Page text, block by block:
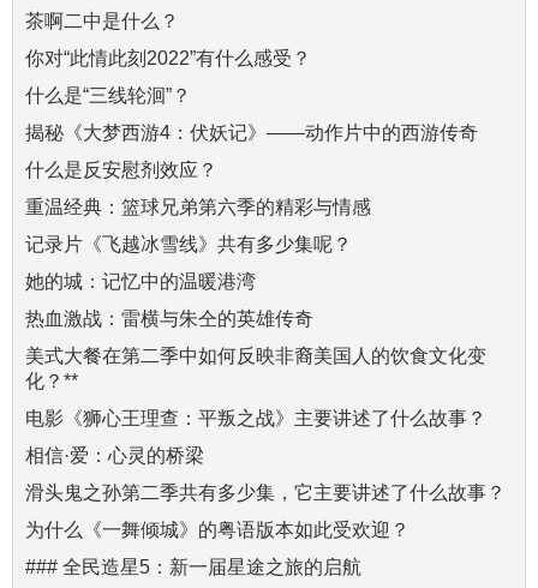
茶啊二中是什么？
你对“此情此刻2022”有什么感受？
什么是“三线轮洄”？
揭秘《大梦西游4：伏妖记》——动作片中的西游传奇
什么是反安慰剂效应？
重温经典：篮球兄弟第六季的精彩与情感
记录片《飞越冰雪线》共有多少集呢？
她的城：记忆中的温暖港湾
热血激战：雷横与朱仝的英雄传奇
美式大餐在第二季中如何反映非裔美国人的饮食文化变
化？**
电影《狮心王理查：平叛之战》主要讲述了什么故事？
相信·爱：心灵的桥梁
滑头鬼之孙第二季共有多少集，它主要讲述了什么故事？
为什么《一舞倾城》的粤语版本如此受欢迎？
### 全民造星5：新一届星途之旅的启航